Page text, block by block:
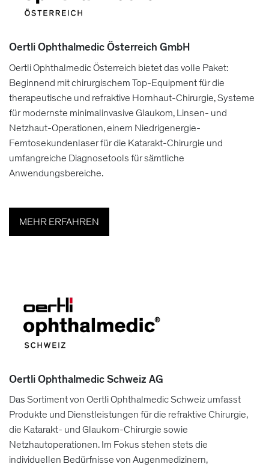
Oertli Ophthalmedic Österreich GmbH
Oertli Ophthalmedic Österreich bietet das volle Paket:
Beginnend mit chirurgischem Top-Equipment für die
therapeutische und refraktive Hornhaut-Chirurgie, Systeme
für modernste minimalinvasive Glaukom, Linsen- und
Netzhaut-Operationen, einem Niedrigenergie-
Femtosekundenlaser für die Katarakt-Chirurgie und
umfangreiche Diagnosetools für sämtliche
Anwendungsbereiche.
MEHR ERFAHREN
Oertli Ophthalmedic Schweiz AG
Das Sortiment von Oertli Ophthalmedic Schweiz umfasst
Produkte und Dienstleistungen für die refraktive Chirurgie,
die Katarakt- und Glaukom-Chirurgie sowie
Netzhautoperationen. Im Fokus stehen stets die
individuellen Bedürfnisse von Augenmedizinern,